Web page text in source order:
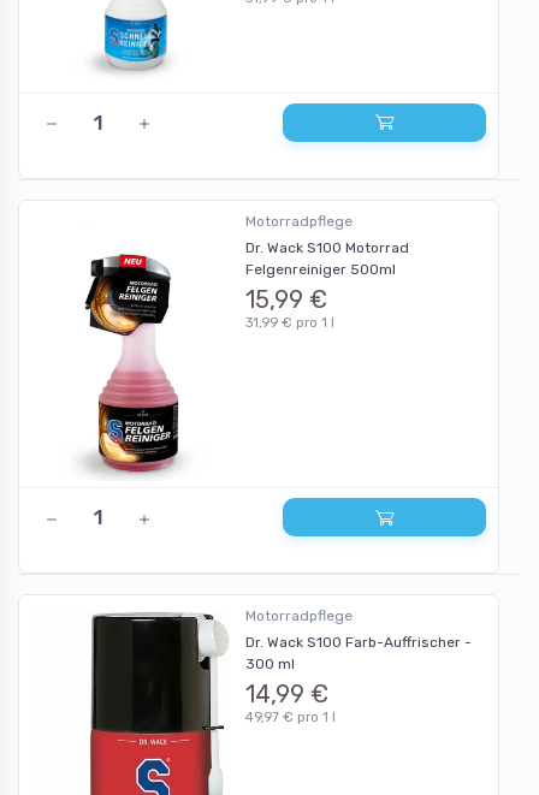
Motorradpflege
Dr. Wack S100 Motorrad
Felgenreiniger 500ml
15,99 €
31,99 € pro 1 l
Motorradpflege
Dr. Wack S100 Farb-Auffrischer -
300 ml
14,99 €
49,97 € pro 1 l